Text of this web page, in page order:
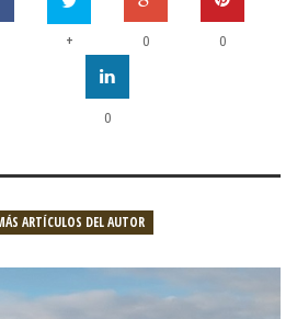
+ 0 0
0
ARTÍCULOS DEL AUTOR